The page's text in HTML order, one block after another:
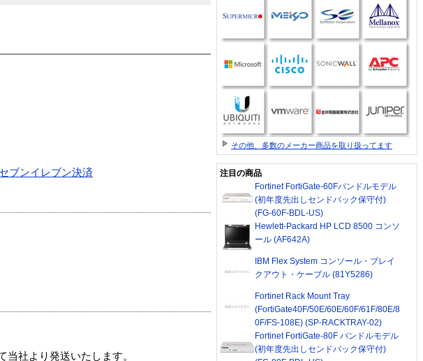
セブンイレブン決済
社より発送いたします。
その他、多数のメーカー商品を取り扱ってます
注目の商品
Fortinet FortiGate-60Fバンドルモデル
(初年度先出しセンドバック保守付)
(FG-60F-BDL-US)
Hewlett-Packard HP LCD 8500 コンソ
ール (AF642A)
IBM Flex System コンソール・ブレイ
クアウト・ケーブル (81Y5286)
Fortinet Rack Mount Tray
(FortiGate40F/50E/60E/60F/61F/80E/8
0F/FS-108E) (SP-RACKTRAY-02)
Fortinet FortiGate-80F バンドルモデル
(初年度先出しセンドバック保守付)